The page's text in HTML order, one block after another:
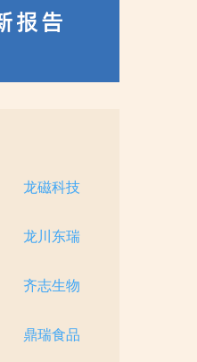
龙磁科技
龙川东瑞
齐志生物
鼎瑞食品